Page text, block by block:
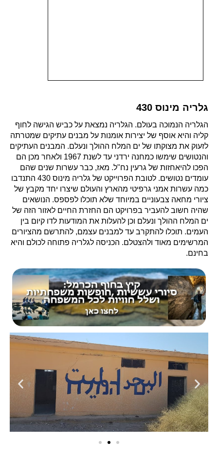
גלריה מינוס 430
הגלריה הנמוכה בעולם. הגלריה נמצאת על כביש הגישה לחוף
קליה והיא אוסף של יצירות אומנות על מבנים עתיקים שמטרתה
לזעוק את מצוקתו של ים המלח ההולך ונעלם. המבנים העתיקים
והנטושים שימשו כמחנה ירדני עד לשנת 1967 ולאחר מכן הם
הפכו להיאחזות של גרעין נח"ל. מאז, כבר עשרות שנים שהם
עומדים נטושים. לטובת הפרוייקט של גלריה מינוס 430 התנדבו
כמה עשרות אמני גרפיטי מהארץ והעולם שיצרו יחד מקבץ של
ציורי מחאה צבעוניים במיוחד שלא תוכלו לפספס. הנושאים
שהיה חשוב להעביר בפרויקט הם החזרת החיים לאזור הזה של
ים המלח ההולך ונעלם וכן להעלות את המודעות לדו קיום בין
העמים. תוכלו להתקרב עד למבנים עצמם, להתרשם מהציורים
המרשימים מאוד ולהצטלם. הכניסה לגלריה פתוחה לכולם והיא
בחינם.